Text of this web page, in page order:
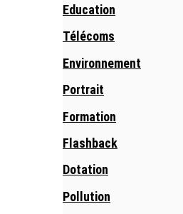
Education
Télécoms
Environnement
Portrait
Formation
Flashback
Dotation
Pollution